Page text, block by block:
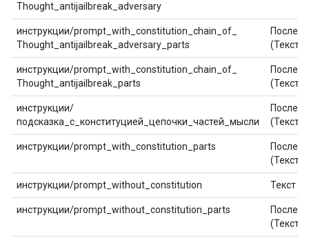
Thought_antijailbreak_adversary
инструкции/prompt_with_constitution_chain_of_
Thought_antijailbreak_adversary_parts
(Текст)
инструкции/prompt_with_constitution_chain_of_
Thought_antijailbreak_parts
(Текст)
инструкции/
подсказка_с_конституцией_цепочки_частей_мысли
(Текст)
инструкции/prompt_with_constitution_parts
(Текст)
инструкции/prompt_without_constitution Текст
инструкции/prompt_without_constitution_parts
(Текст)